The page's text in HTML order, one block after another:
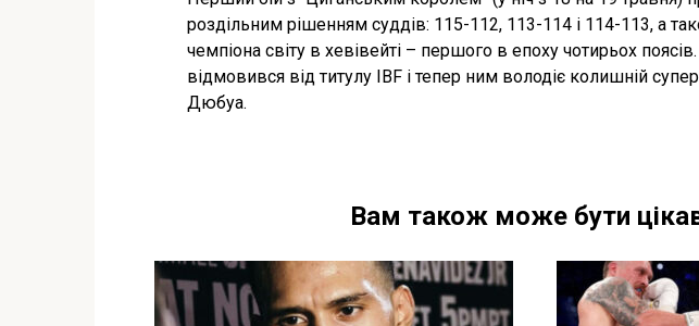
роздільним рішенням суддів: 115-112, 113-114 і 114-113, а
чемпіона світу в хевівейті – першого в епоху чотирьох
відмовився від титулу IBF і тепер ним володіє колишній
Дюбуа.
Вам також може бути